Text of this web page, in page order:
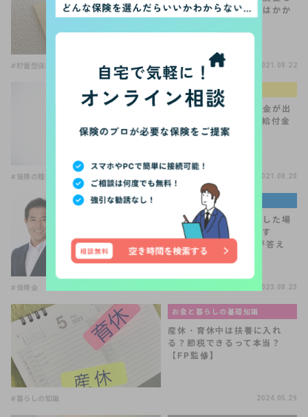
受け取りました。税金はかか
#貯蓄型保険 2021.08.22
生命保険の選び方
「骨折、ひび」で給付金が出
る保険って？特定損傷給付金
とは？
#保険の種類 #保険の選び方 2021.08.20
著名人・専門家コラム
よくある質問「自殺をした場
合、保険金っております
か？」【住宅FP関根が答え
る！V…
#保険金 2023.08.23
お金と暮らしの基礎知識
産休・育休中は扶養に入れ
る？節税できるって本当？
【FP監修】
#暮らしの知識 2024.05.29